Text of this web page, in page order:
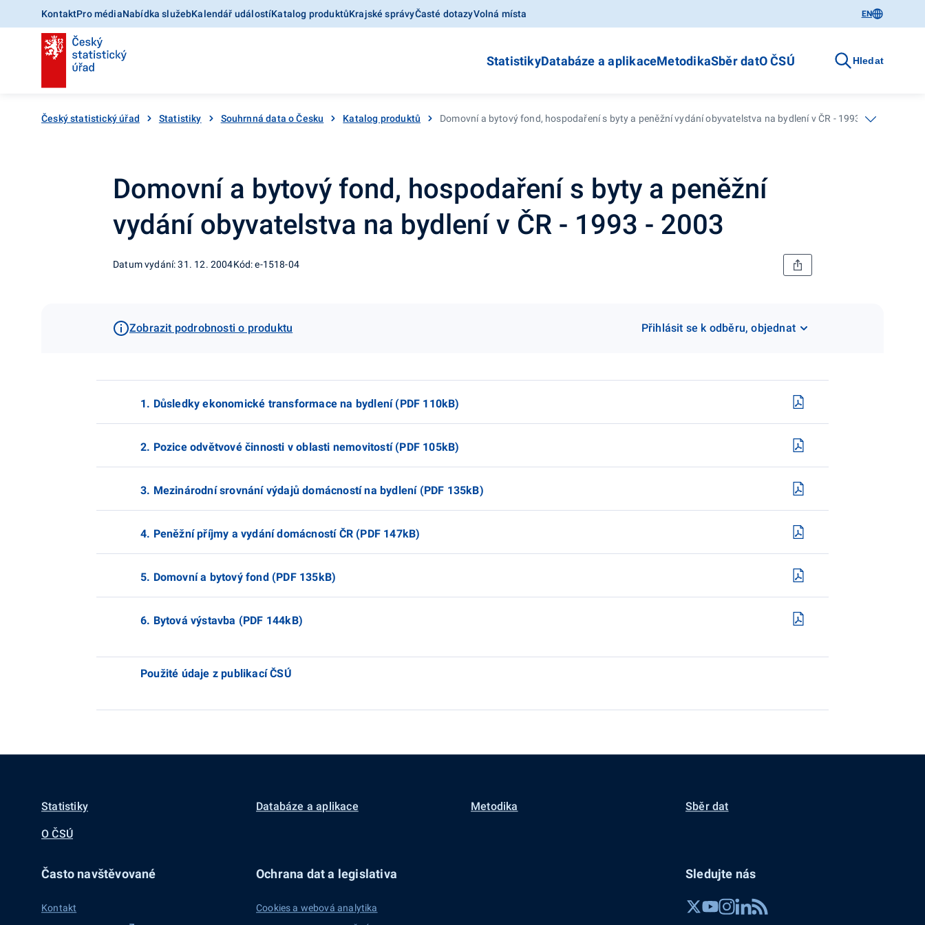
KontaktPro médiaNabídka služebKalendář událostíKatalog produktůKrajské správyČasté dotazyVolná místa EN
StatistikyDatabáze a aplikaceMetodikaSběr datO ČSÚ Hledat
Český statistický úřad Statistiky Souhrnná data o Česku Katalog produktů Domovní a bytový fond, hospodaření s byty a peněžní vydání obyvatelstva na bydlení v ČR - 1993 - 2003
Domovní a bytový fond, hospodaření s byty a peněžní
vydání obyvatelstva na bydlení v ČR - 1993 - 2003
Datum vydání: 31. 12. 2004Kód: e-1518-04
Zobrazit podrobnosti o produktu Přihlásit se k odběru, objednat
1. Důsledky ekonomické transformace na bydlení (PDF 110kB)
2. Pozice odvětvové činnosti v oblasti nemovitostí (PDF 105kB)
3. Mezinárodní srovnání výdajů domácností na bydlení (PDF 135kB)
4. Peněžní příjmy a vydání domácností ČR (PDF 147kB)
5. Domovní a bytový fond (PDF 135kB)
6. Bytová výstavba (PDF 144kB)
Použité údaje z publikací ČSÚ
Statistiky Databáze a aplikace Metodika Sběr dat
O ČSÚ
Často navštěvované
Kontakt
Ochrana dat a legislativa
Cookies a webová analytika
Sledujte nás